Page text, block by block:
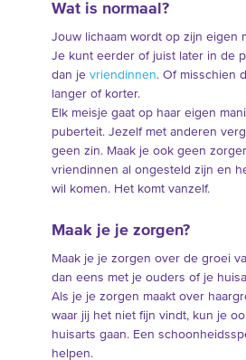
Wat is normaal?
Jouw lichaam wordt op zijn eigen
Je kunt eerder of juist later in de
dan je vriendinnen. Of misschien
langer of korter.
Elk meisje gaat op haar eigen
puberteit. Jezelf met anderen
geen zin. Maak je ook geen
vriendinnen al ongesteld zijn en
wil komen. Het komt vanzelf.
Maak je je zorgen?
Maak je je zorgen over de groei
dan eens met je ouders of je
Als je je zorgen maakt over
waar jij het niet fijn vindt, kun je
huisarts gaan. Een
helpen.